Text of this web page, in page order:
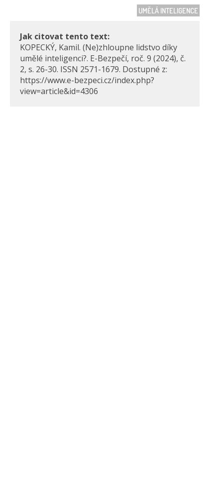
UMĚLÁ INTELIGENCE
Jak citovat tento text:
KOPECKÝ, Kamil. (Ne)zhloupne lidstvo díky
umělé inteligenci?. E-Bezpečí, roč. 9 (2024), č.
2, s. 26-30. ISSN 2571-1679. Dostupné z:
https://www.e-bezpeci.cz/index.php?
view=article&id=4306